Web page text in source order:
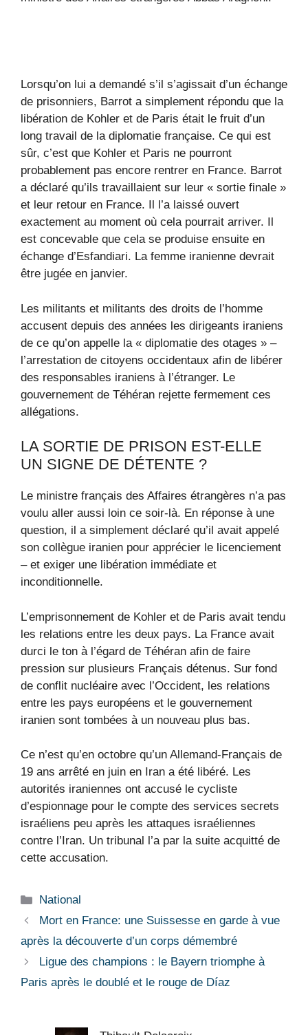
Lorsqu’on lui a demandé s’il s’agissait d’un échange
de prisonniers, Barrot a simplement répondu que la
libération de Kohler et de Paris était le fruit d’un
long travail de la diplomatie française. Ce qui est
sûr, c’est que Kohler et Paris ne pourront
probablement pas encore rentrer en France. Barrot
a déclaré qu’ils travaillaient sur leur « sortie finale »
et leur retour en France. Il l’a laissé ouvert
exactement au moment où cela pourrait arriver. Il
est concevable que cela se produise ensuite en
échange d’Esfandiari. La femme iranienne devrait
être jugée en janvier.
Les militants et militants des droits de l’homme
accusent depuis des années les dirigeants iraniens
de ce qu’on appelle la « diplomatie des otages » –
l’arrestation de citoyens occidentaux afin de libérer
des responsables iraniens à l’étranger. Le
gouvernement de Téhéran rejette fermement ces
allégations.
LA SORTIE DE PRISON EST-ELLE
UN SIGNE DE DÉTENTE ?
Le ministre français des Affaires étrangères n’a pas
voulu aller aussi loin ce soir-là. En réponse à une
question, il a simplement déclaré qu’il avait appelé
son collègue iranien pour apprécier le licenciement
– ​​et exiger une libération immédiate et
inconditionnelle.
L’emprisonnement de Kohler et de Paris avait tendu
les relations entre les deux pays. La France avait
durci le ton à l’égard de Téhéran afin de faire
pression sur plusieurs Français détenus. Sur fond
de conflit nucléaire avec l’Occident, les relations
entre les pays européens et le gouvernement
iranien sont tombées à un nouveau plus bas.
Ce n’est qu’en octobre qu’un Allemand-Français de
19 ans arrêté en juin en Iran a été libéré. Les
autorités iraniennes ont accusé le cycliste
d’espionnage pour le compte des services secrets
israéliens peu après les attaques israéliennes
contre l’Iran. Un tribunal l’a par la suite acquitté de
cette accusation.
Catégories
National
Mort en France: une Suissesse en garde à vue
après la découverte d’un corps démembré
Ligue des champions : le Bayern triomphe à
Paris après le doublé et le rouge de Díaz